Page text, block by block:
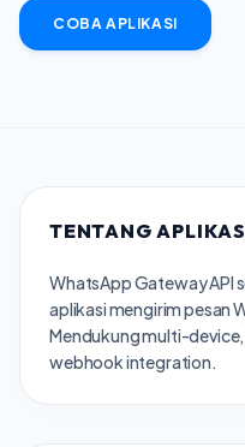
COBA APLIKASI
TENTANG
WhatsApp Gateway API
aplikasi mengirim pesan
Mendukung multi-
webhook integration.